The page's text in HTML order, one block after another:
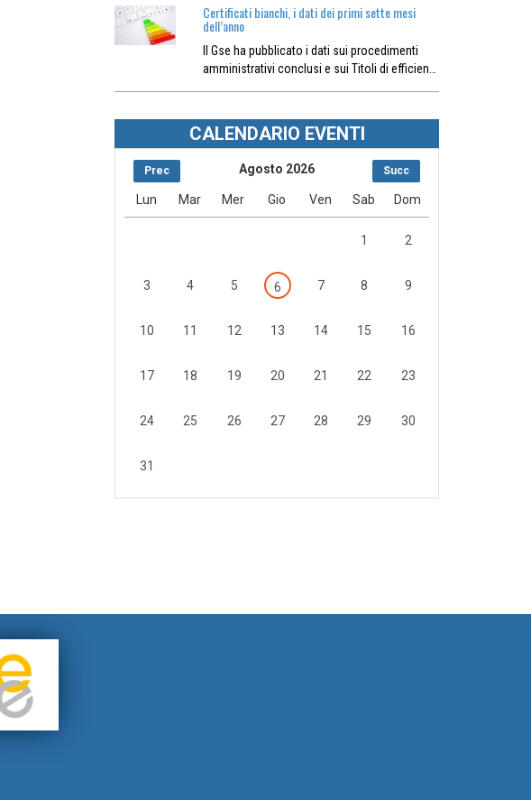
Certificati bianchi, i dati dei primi sette mesi
dell’anno
Il Gse ha pubblicato i dati sui procedimenti
amministrativi conclusi e sui Titoli di efficien…
CALENDARIO EVENTI
Prec Succ
Agosto 2026
Lun Mar Mer Gio Ven Sab Dom
1 2
3 4 5 6 7 8 9
10 11 12 13 14 15 16
17 18 19 20 21 22 23
24 25 26 27 28 29 30
31